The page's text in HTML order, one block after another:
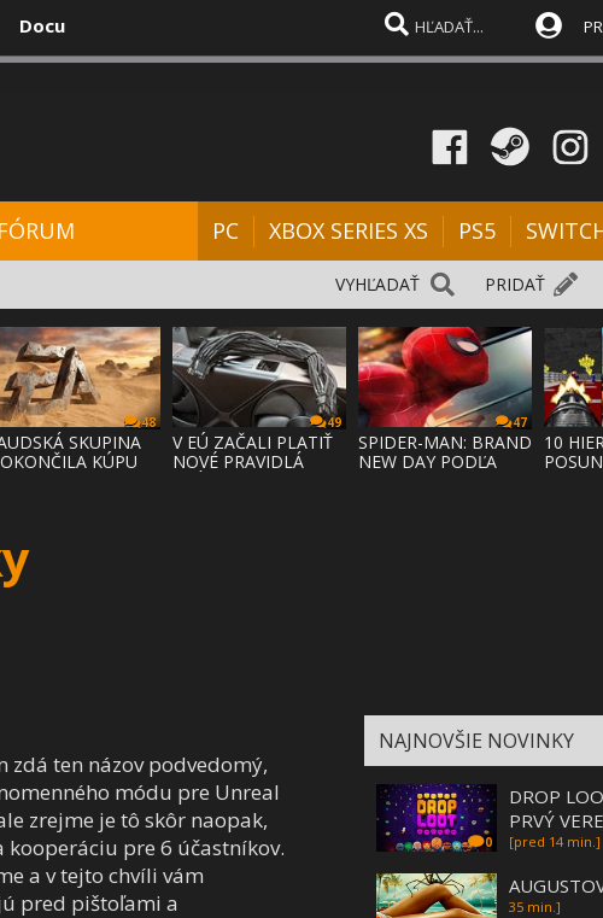
Docu
FÓRUM PC XBOX SERIES XS PS5
PRIDAŤ
VYHĽADAŤ
48
SKUPINA
KÚPU
49
V EÚ ZAČALI PLATIŤ
NOVÉ PRAVIDLÁ
47
SPIDER-MAN: BRAND
NEW DAY PODĽA
10
zdá ten názov podvedomý,
módu pre Unreal
zrejme je tô skôr naopak,
kooperáciu pre 6 účastníkov.
a v tejto chvíli vám
pred pištoľami a
NAJNOVŠIE NOVINKY
0
DROP
PRVÝ
[pred 14 min.]
35 min.]